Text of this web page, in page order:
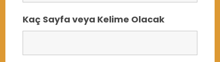
Kaç Sayfa veya Kelime Olacak